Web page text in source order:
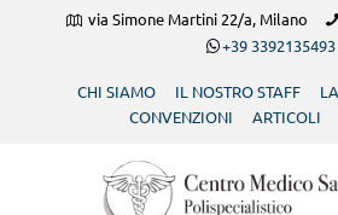
via Simone Martini 22/a, Milano
+39 3392135493
CHI SIAMO IL NOSTRO STAFF
CONVENZIONI
ARTICOLI